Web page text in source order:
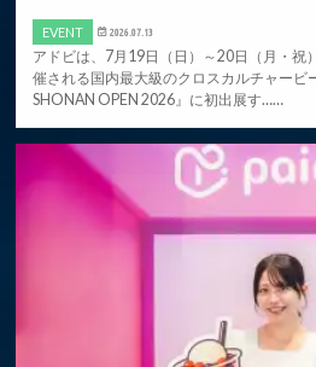
EVENT 2026.07.13
アドビは、7月19日（日）～20日（月・祝
催される国内最大級のクロスカルチャービ
SHONAN OPEN 2026』に初出展す……